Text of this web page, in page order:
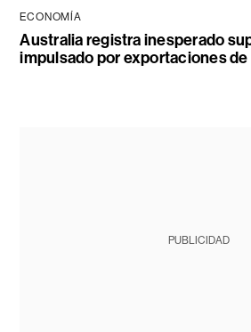
ECONOMÍA
Australia registra inesperado
impulsado por exportaciones
PUBLICIDAD